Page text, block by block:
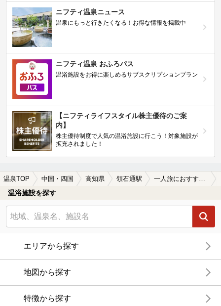
ニフティ温泉ニュース
温泉にもっと行きたくなる！お得な情報を掲載中
ニフティ温泉 おふろパス
温浴施設をお得に楽しめるサブスクリプションプラン
【ニフティライフスタイル株主優待のご案
内】
株主優待制度で人気の温浴施設に行こう！対象施設が
拡充されました！
温泉TOP 中国・四国 高知県 領石通駅 一人旅におすすめの領石通駅近くの温泉、日帰り温泉、スーパー銭湯おすすめ
温浴施設を探す
エリアから探す
地図から探す
特徴から探す